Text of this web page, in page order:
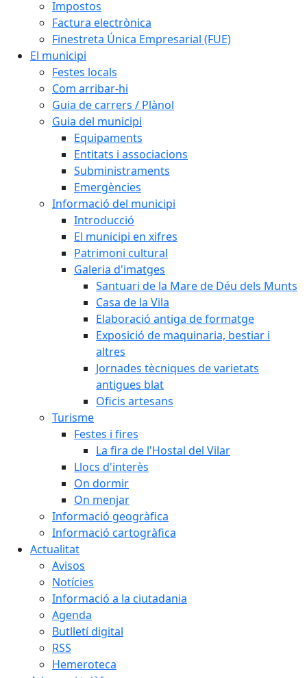
Impostos
Factura electrònica
Finestreta Única Empresarial (FUE)
El municipi
Festes locals
Com arribar-hi
Guia de carrers / Plànol
Guia del municipi
Equipaments
Entitats i associacions
Subministraments
Emergències
Informació del municipi
Introducció
El municipi en xifres
Patrimoni cultural
Galeria d'imatges
Santuari de la Mare de Déu dels Munts
Casa de la Vila
Elaboració antiga de formatge
Exposició de maquinaria, bestiar i
altres
Jornades tècniques de varietats
antigues blat
Oficis artesans
Turisme
Festes i fires
La fira de l'Hostal del Vilar
Llocs d'interès
On dormir
On menjar
Informació geogràfica
Informació cartogràfica
Actualitat
Avisos
Notícies
Informació a la ciutadania
Agenda
Butlletí digital
RSS
Hemeroteca